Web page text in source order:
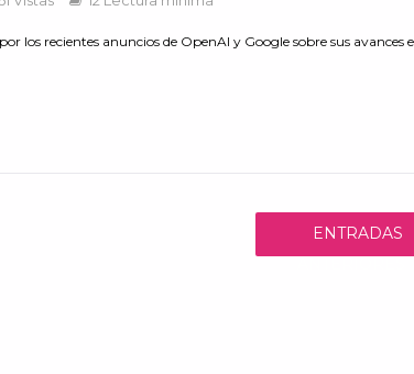
los recientes anuncios de OpenAI y Google sobre sus avances
ENTRADAS